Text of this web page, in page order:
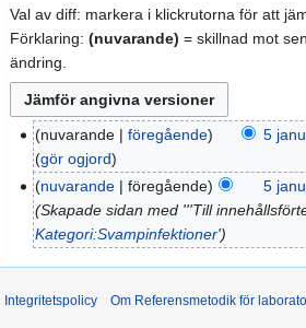
Val av diff: markera i klickrutorna för att
Förklaring: (nuvarande) = skillnad mot
ändring.
nuvarande föregående
5
gör ogjord
nuvarande
föregående
5
Skapade sidan med '''Till
Kategori:Svampinfektioner'
Integritetspolicy Om Referensmetodik för